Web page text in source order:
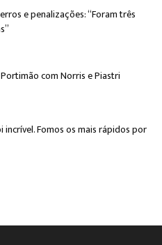
e penalizações: “Foram três
com Norris e Piastri
incrível. Fomos os mais rápidos por